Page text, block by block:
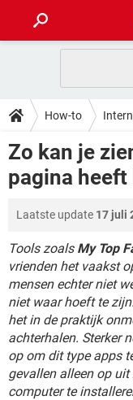
INSTAGRAM
NETFLIX
GRATIS
HOW-TO
VIDEOBELLEN
INSTAGRAM
NETFLIX
GRATIS
TIKTOK
DOWNLOADS
VIDEOBELLEN
GRATIS
TIKTOK
FORUM
VIDEOBELLEN
INSTAGRAM
NETFLIX
GRATIS
TIKTOK
VIDEOBELLEN
INSTAGRAM
NETFLIX
GRATIS
TIKTOK
How-to
Zo kan je
pagina
Laatste update 17 juli
Tools zoals My Top
vrienden het vaakst
mensen echter niet
niet waar hoeft te
het in de praktijk
achterhalen. Sterker
op om dit type apps
gevallen alleen op
computer te